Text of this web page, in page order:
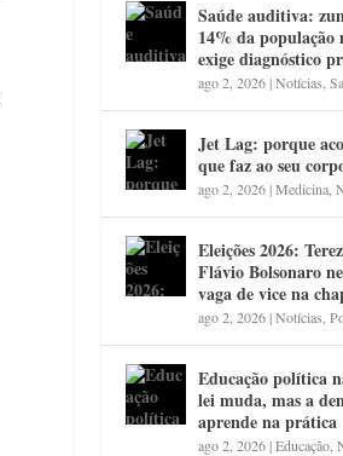
Saúde auditiva:
14% da população
exige diagnóstico
ago 2, 2026|Notícias ,
Jet Lag: porque
que faz ao seu
ago 2, 2026|Medicina ,
Eleições 2026:
Flávio Bolsonaro
vaga de vice na
ago 2, 2026|Notícias ,
Educação política
lei muda, mas a
aprende na prática
ago 2, 2026|Educação ,